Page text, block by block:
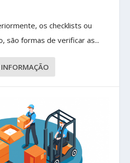
os checklists ou
são formas de verificar as...